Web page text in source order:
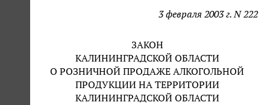
3 февраля 2003 г. N 222
ЗАКОН
КАЛИНИНГРАДСКОЙ ОБЛАСТИ
О РОЗНИЧНОЙ ПРОДАЖЕ АЛКОГОЛЬНОЙ
ПРОДУКЦИИ НА ТЕРРИТОРИИ
КАЛИНИНГРАДСКОЙ ОБЛАСТИ